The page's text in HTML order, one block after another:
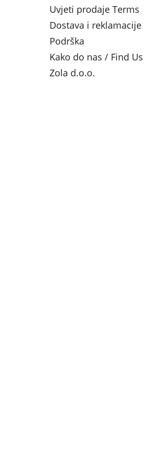
Uvjeti prodaje Terms
Dostava i reklamacije
Podrška
Kako do nas / Find Us
Zola d.o.o.